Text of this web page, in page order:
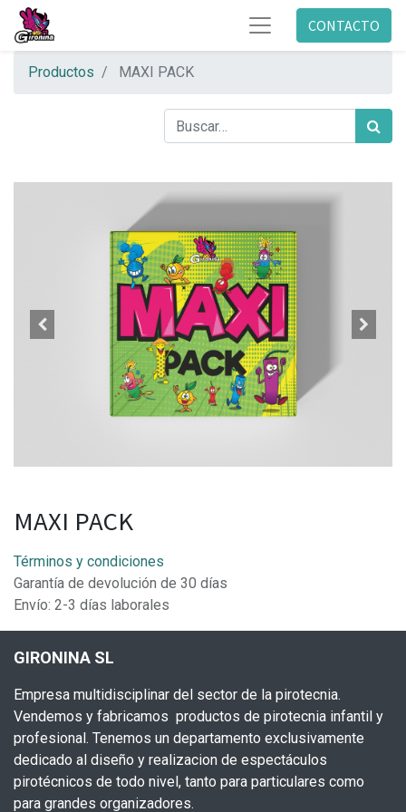
CONTACTO
Productos MAXI PACK
MAXI PACK
Términos y condiciones
Garantía de devolución de 30 días
Envío: 2-3 días laborales
GIRONINA SL
Empresa multidisciplinar del sector de la pirotecnia.
Vendemos y fabricamos productos de pirotecnia infantil y
profesional. Tenemos un departamento exclusivamente
dedicado al diseño y realizacion de espectáculos
pirotécnicos de todo nivel, tanto para particulares como
para grandes organizadores.